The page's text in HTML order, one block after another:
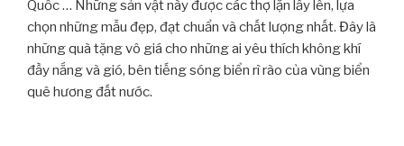
Quốc … Những sản vật này được các thợ lặn lấy lên, lựa
chọn những mẫu đẹp, đạt chuẩn và chất lượng nhất. Đây là
những quà tặng vô giá cho những ai yêu thích không khí
đầy nắng và gió, bên tiếng sóng biển rì rào của vùng biển
quê hương đất nước.